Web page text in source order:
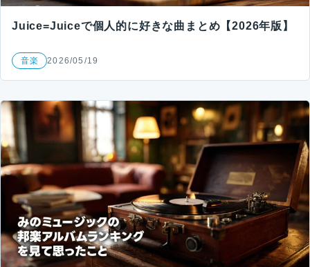
Juice=Juiceで個人的に好きな曲まとめ【2026年版】
音楽 2026/05/19